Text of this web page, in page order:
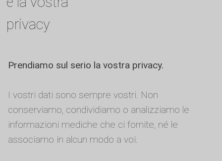
privacy
Prendiamo sul serio la vostra privacy.
I vostri dati sono sempre vostri. Non
conserviamo, condividiamo o analizziamo le
informazioni mediche che ci fornite, né le
associamo in alcun modo a voi.